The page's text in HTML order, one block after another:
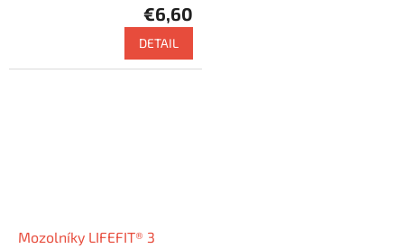
€6,60
DETAIL
Mozolníky LIFEFIT® 3